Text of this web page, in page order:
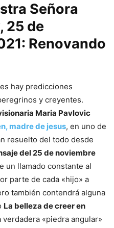
Señora
25 de
Renovando
hay predicciones
y creyentes.
Maria Pavlovic
madre de jesus, en uno de
resuelto del todo desde
del 25 de noviembre
un llamado constante al
parte de cada «hijo» a
también contendrá alguna
La belleza de creer en
«piedra angular»